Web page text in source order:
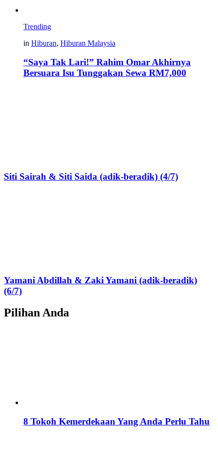
Trending
in Hiburan, Hiburan Malaysia
“Saya Tak Lari!” Rahim Omar Akhirnya
Bersuara Isu Tunggakan Sewa RM7,000
Siti Sairah & Siti Saida (adik-beradik) (4/7)
Yamani Abdillah & Zaki Yamani (adik-beradik)
(6/7)
Pilihan Anda
8 Tokoh Kemerdekaan Yang Anda Perlu Tahu